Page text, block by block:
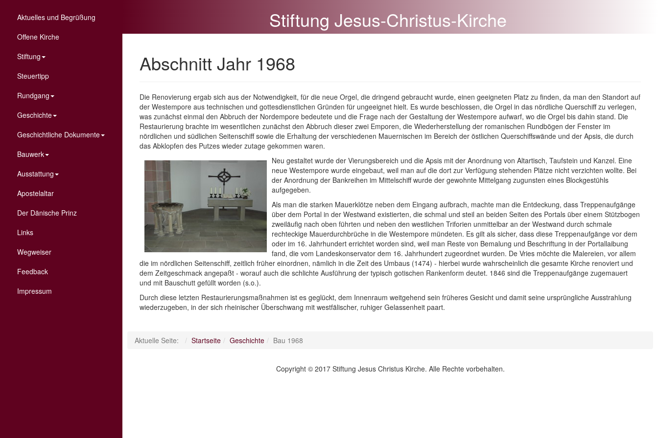
Aktuelles und Begrüßung
Offene Kirche
Stiftung
Steuertipp
Rundgang
Geschichte
Geschichtliche Dokumente
Bauwerk
Ausstattung
Apostelaltar
Der Dänische Prinz
Links
Wegweiser
Feedback
Impressum
Stiftung Jesus-Christus-Kirche
Abschnitt Jahr 1968
Die Renovierung ergab sich aus der Notwendigkeit, für die neue Orgel, die dringend gebraucht wurde, einen geeigneten Platz zu finden, da man den Standort auf
der Westempore aus technischen und gottesdienstlichen Gründen für ungeeignet hielt. Es wurde beschlossen, die Orgel in das nördliche Querschiff zu verlegen,
was zunächst einmal den Abbruch der Nordempore bedeutete und die Frage nach der Gestaltung der Westempore aufwarf, wo die Orgel bis dahin stand. Die
Restaurierung brachte im wesentlichen zunächst den Abbruch dieser zwei Emporen, die Wiederherstellung der romanischen Rundbögen der Fenster im
nördlichen und südlichen Seitenschiff sowie die Erhaltung der verschiedenen Mauernischen im Bereich der östlichen Querschiffswände und der Apsis, die durch
das Abklopfen des Putzes wieder zutage gekommen waren.
Neu gestaltet wurde der Vierungsbereich und die Apsis mit der Anordnung von Altartisch, Taufstein und Kanzel. Eine
neue Westempore wurde eingebaut, weil man auf die dort zur Verfügung stehenden Plätze nicht verzichten wollte. Bei
der Anordnung der Bankreihen im Mittelschiff wurde der gewohnte Mittelgang zugunsten eines Blockgestühls
aufgegeben.
Als man die starken Mauerklötze neben dem Eingang aufbrach, machte man die Entdeckung, dass Treppenaufgänge
über dem Portal in der Westwand existierten, die schmal und steil an beiden Seiten des Portals über einem Stützbogen
zweiläufig nach oben führten und neben den westlichen Triforien unmittelbar an der Westwand durch schmale
rechteckige Mauerdurchbrüche in die Westempore mündeten. Es gilt als sicher, dass diese Treppenaufgänge vor dem
oder im 16. Jahrhundert errichtet worden sind, weil man Reste von Bemalung und Beschriftung in der Portallaibung
fand, die vom Landeskonservator dem 16. Jahrhundert zugeordnet wurden. De Vries möchte die Malereien, vor allem
die im nördlichen Seitenschiff, zeitlich früher einordnen, nämlich in die Zeit des Umbaus (1474) - hierbei wurde wahrscheinlich die gesamte Kirche renoviert und
dem Zeitgeschmack angepaßt - worauf auch die schlichte Ausführung der typisch gotischen Rankenform deutet. 1846 sind die Treppenaufgänge zugemauert
und mit Bauschutt gefüllt worden (s.o.).
Durch diese letzten Restaurierungsmaßnahmen ist es geglückt, dem Innenraum weitgehend sein früheres Gesicht und damit seine ursprüngliche Ausstrahlung
wiederzugeben, in der sich rheinischer Überschwang mit westfälischer, ruhiger Gelassenheit paart.
Aktuelle Seite: Startseite Geschichte Bau 1968
Copyright © 2017 Stiftung Jesus Christus Kirche. Alle Rechte vorbehalten.